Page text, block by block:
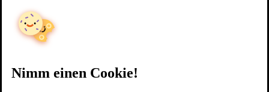
Nimm einen Cookie!